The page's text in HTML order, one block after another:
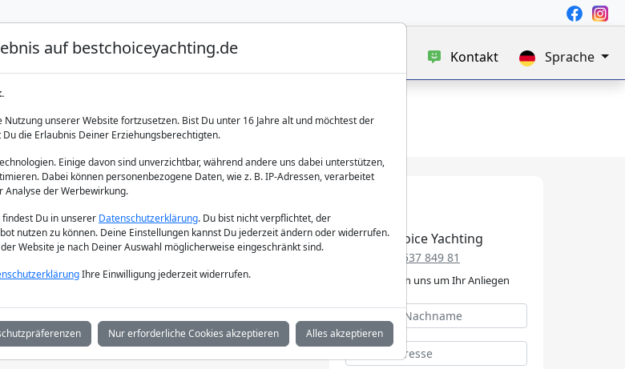
Yacht Charter Yacht Verkauf Kontakt Sprache
Best Choice Yachting
+49 152 537 849 81
Wir kümmern uns um Ihr Anliegen
auf bestchoiceyachting.de
unserer Website fortzusetzen. Bist Du unter 16 Jahre alt und möchtest der
die Erlaubnis Deiner Erziehungsberechtigten.
Einige davon sind unverzichtbar, während andere uns dabei unterstützen,
Dabei können personenbezogene Daten, wie z. B. IP-Adressen, verarbeitet
der Werbewirkung.
Du in unserer Datenschutzerklärung. Du bist nicht verpflichtet, der
nutzen zu können. Deine Einstellungen kannst Du jederzeit ändern oder widerrufen.
Website je nach Deiner Auswahl möglicherweise eingeschränkt sind.
Ihre Einwilligung jederzeit widerrufen.
Nur erforderliche Cookies akzeptieren Alles akzeptieren